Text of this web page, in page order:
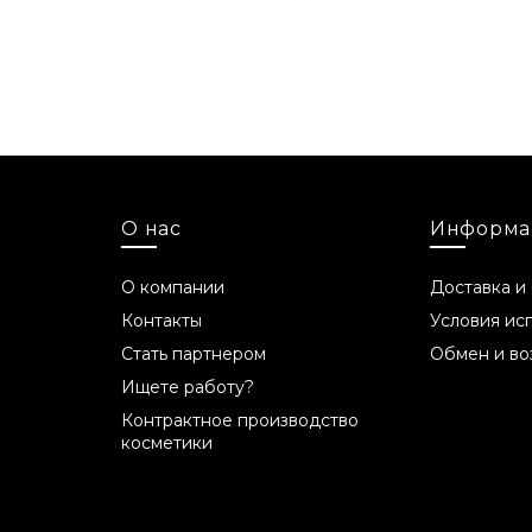
Alcohol Denat., Hexyl Cinnamal, Benzyl
Isomethyl Ionone, Citral, Citronellol,
Примечание от
Производитель оставляет за собой
взаимозаменяемыми компонентами,
О нас
О компании
Контакты
Стать партнером
Ищете работу?
Контрактное производство
косметики
Доставка и
Условия
Обмен и